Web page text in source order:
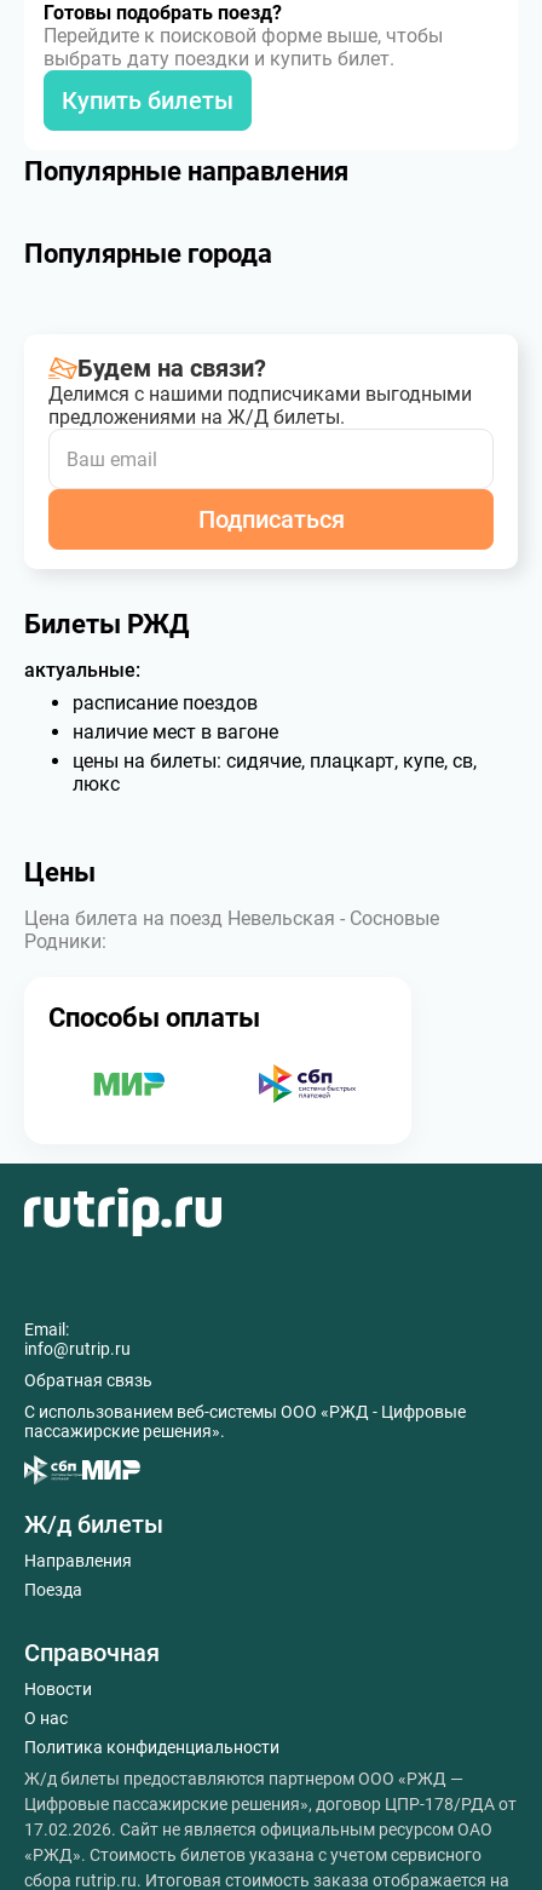
Готовы подобрать поезд?
Перейдите к поисковой форме выше, чтобы
выбрать дату поездки и купить билет.
Купить билеты
Популярные направления
Популярные города
Будем на связи?
Делимся с нашими подписчиками выгодными
предложениями на Ж/Д билеты.
Подписаться
Билеты РЖД
актуальные:
расписание поездов
наличие мест в вагоне
цены на билеты: сидячие, плацкарт, купе, св,
люкс
Цены
Цена билета на поезд Невельская - Сосновые
Родники:
Способы оплаты
Email:
info@rutrip.ru
Обратная связь
C использованием веб-системы ООО «РЖД - Цифровые
пассажирские решения».
Ж/д билеты
Направления
Поезда
Справочная
Новости
О нас
Политика конфиденциальности
Ж/д билеты предоставляются партнером ООО «РЖД —
Цифровые пассажирские решения», договор ЦПР-178/РДА от
17.02.2026. Сайт не является официальным ресурсом ОАО
«РЖД». Стоимость билетов указана с учетом сервисного
сбора rutrip.ru. Итоговая стоимость заказа отображается на